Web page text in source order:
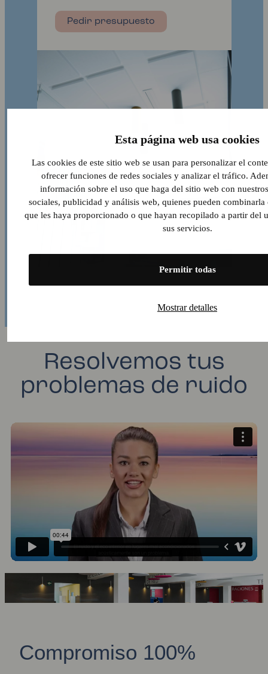
Esta página web usa cookies
Las cookies de este sitio web se usan para personalizar el
ofrecer funciones de redes sociales y analizar el tráfico.
información sobre el uso que haga del sitio web con
sociales, publicidad y análisis web, quienes pueden
que les haya proporcionado o que hayan recopilado a partir del
sus servicios.
Permitir todas
Mostrar detalles
Pedir presupuesto
Resolvemos tus
problemas de ruido
Compromiso 100%